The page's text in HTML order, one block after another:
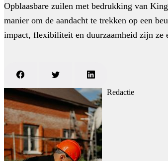
Opblaasbare zuilen met bedrukking van
manier om de aandacht te trekken op een
impact, flexibiliteit en duurzaamheid zijn ze
Redactie